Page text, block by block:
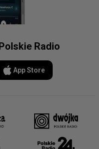
Radio
App Store